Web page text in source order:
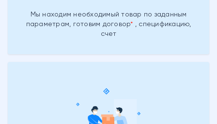
Мы находим необходимый товар по заданным
параметрам, готовим договор
, спецификацию,
счет